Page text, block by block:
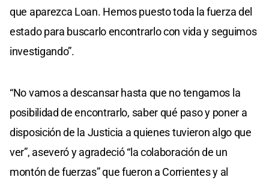
que aparezca Loan. Hemos puesto toda la fuerza del
estado para buscarlo encontrarlo con vida y seguimos
investigando”.
“No vamos a descansar hasta que no tengamos la
posibilidad de encontrarlo, saber qué paso y poner a
disposición de la Justicia a quienes tuvieron algo que
ver”, aseveró y agradeció “la colaboración de un
montón de fuerzas” que fueron a Corrientes y al